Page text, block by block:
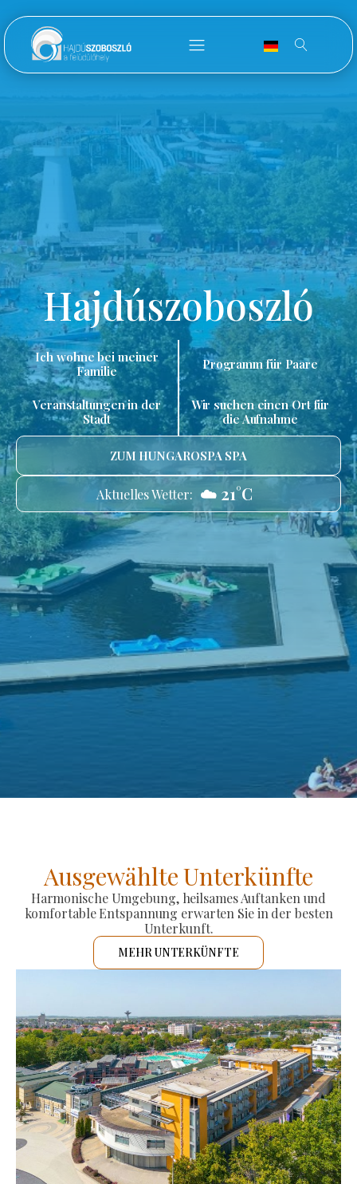
Hajdúszoboszló
Ich wohne bei meiner
Familie
Programm für Paare
Veranstaltungen in der
Stadt
Wir suchen einen Ort für
die Aufnahme
ZUM HUNGAROSPA SPA
Aktuelles Wetter: ☁️ 21°C
Ausgewählte Unterkünfte
Harmonische Umgebung, heilsames Auftanken und
komfortable Entspannung erwarten Sie in der besten
Unterkunft.
MEHR UNTERKÜNFTE